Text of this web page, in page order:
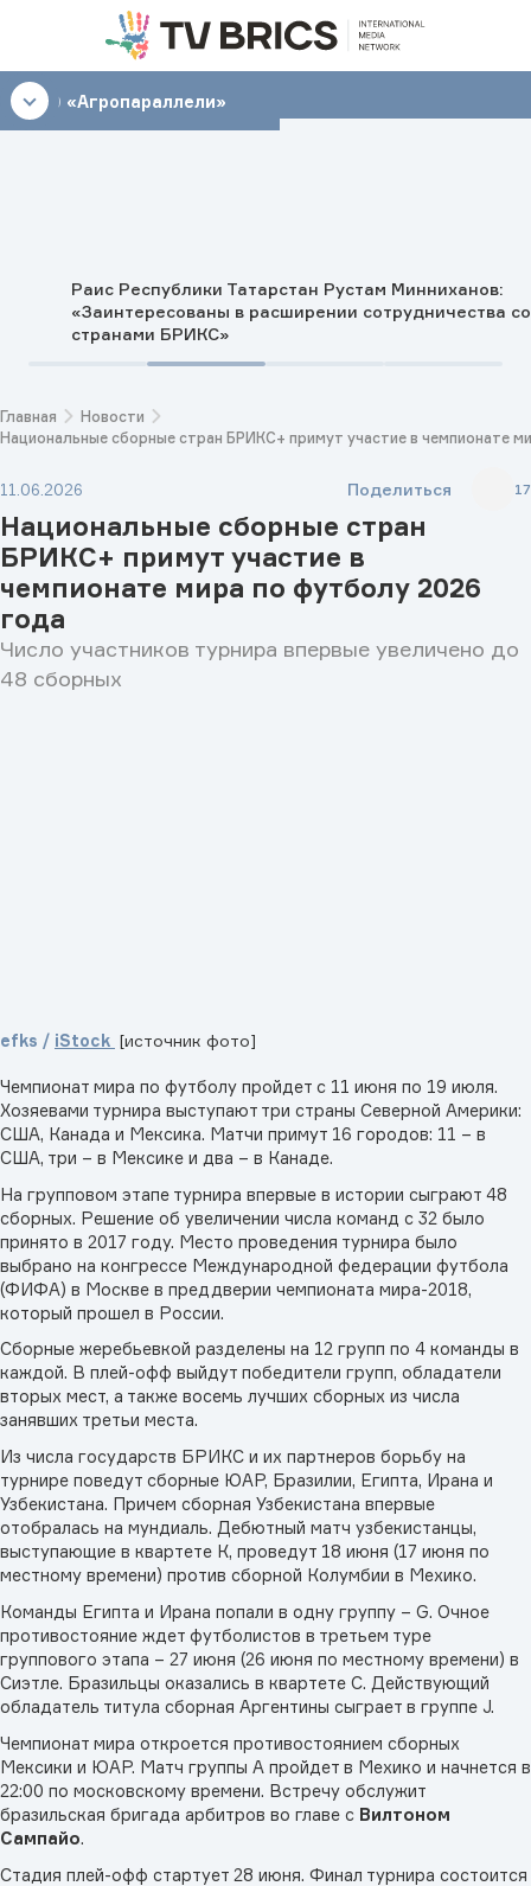
23:00 «Агропараллели»
Раис Республики Татарстан Рустам Минниханов:
«Заинтересованы в расширении сотрудничества со
странами БРИКС»
Главная
Новости
Национальные сборные стран БРИКС+ примут участие в чемпионате
11.06.2026 Поделиться 17
Национальные сборные стран
БРИКС+ примут участие в
чемпионате мира по футболу 2026
года
Число участников турнира впервые увеличено до
48 сборных
efks / iStock [источник фото]
Чемпионат мира по футболу пройдет с 11 июня по 19 июля.
Хозяевами турнира выступают три страны Северной Америки:
США, Канада и Мексика. Матчи примут 16 городов: 11 – в
США, три – в Мексике и два – в Канаде.
На групповом этапе турнира впервые в истории сыграют 48
сборных. Решение об увеличении числа команд с 32 было
принято в 2017 году. Место проведения турнира было
выбрано на конгрессе Международной федерации футбола
(ФИФА) в Москве в преддверии чемпионата мира-2018,
который прошел в России.
Сборные жеребьевкой разделены на 12 групп по 4 команды в
каждой. В плей-офф выйдут победители групп, обладатели
вторых мест, а также восемь лучших сборных из числа
занявших третьи места.
Из числа государств БРИКС и их партнеров борьбу на
турнире поведут сборные ЮАР, Бразилии, Египта, Ирана и
Узбекистана. Причем сборная Узбекистана впервые
отобралась на мундиаль. Дебютный матч узбекистанцы,
выступающие в квартете К, проведут 18 июня (17 июня по
местному времени) против сборной Колумбии в Мехико.
Команды Египта и Ирана попали в одну группу – G. Очное
противостояние ждет футболистов в третьем туре
группового этапа – 27 июня (26 июня по местному времени) в
Сиэтле. Бразильцы оказались в квартете С. Действующий
обладатель титула сборная Аргентины сыграет в группе J.
Чемпионат мира откроется противостоянием сборных
Мексики и ЮАР. Матч группы А пройдет в Мехико и начнется в
22:00 по московскому времени. Встречу обслужит
бразильская бригада арбитров во главе с Вилтоном
Сампайо.
Стадия плей-офф стартует 28 июня. Финал турнира состоится